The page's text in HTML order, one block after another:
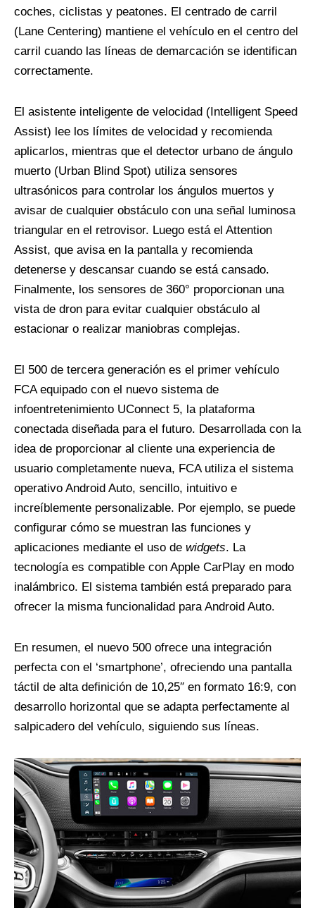
coches, ciclistas y peatones. El centrado de carril
(Lane Centering) mantiene el vehículo en el centro del
carril cuando las líneas de demarcación se identifican
correctamente.
El asistente inteligente de velocidad (Intelligent Speed
Assist) lee los límites de velocidad y recomienda
aplicarlos, mientras que el detector urbano de ángulo
muerto (Urban Blind Spot) utiliza sensores
ultrasónicos para controlar los ángulos muertos y
avisar de cualquier obstáculo con una señal luminosa
triangular en el retrovisor. Luego está el Attention
Assist, que avisa en la pantalla y recomienda
detenerse y descansar cuando se está cansado.
Finalmente, los sensores de 360° proporcionan una
vista de dron para evitar cualquier obstáculo al
estacionar o realizar maniobras complejas.
El 500 de tercera generación es el primer vehículo
FCA equipado con el nuevo sistema de
infoentretenimiento UConnect 5, la plataforma
conectada diseñada para el futuro. Desarrollada con la
idea de proporcionar al cliente una experiencia de
usuario completamente nueva, FCA utiliza el sistema
operativo Android Auto, sencillo, intuitivo e
increíblemente personalizable. Por ejemplo, se puede
configurar cómo se muestran las funciones y
aplicaciones mediante el uso de widgets. La
tecnología es compatible con Apple CarPlay en modo
inalámbrico. El sistema también está preparado para
ofrecer la misma funcionalidad para Android Auto.
En resumen, el nuevo 500 ofrece una integración
perfecta con el ‘smartphone’, ofreciendo una pantalla
táctil de alta definición de 10,25″ en formato 16:9, con
desarrollo horizontal que se adapta perfectamente al
salpicadero del vehículo, siguiendo sus líneas.